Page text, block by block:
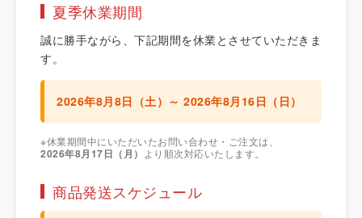
夏季休業期間
誠に勝手ながら、下記期間を休業とさせていただきま
す。
2026年8月8日（土）～ 2026年8月16日（日）
※休業期間中にいただいたお問い合わせ・ご注文は、
2026年8月17日（月） より順次対応いたします。
商品発送スケジュール